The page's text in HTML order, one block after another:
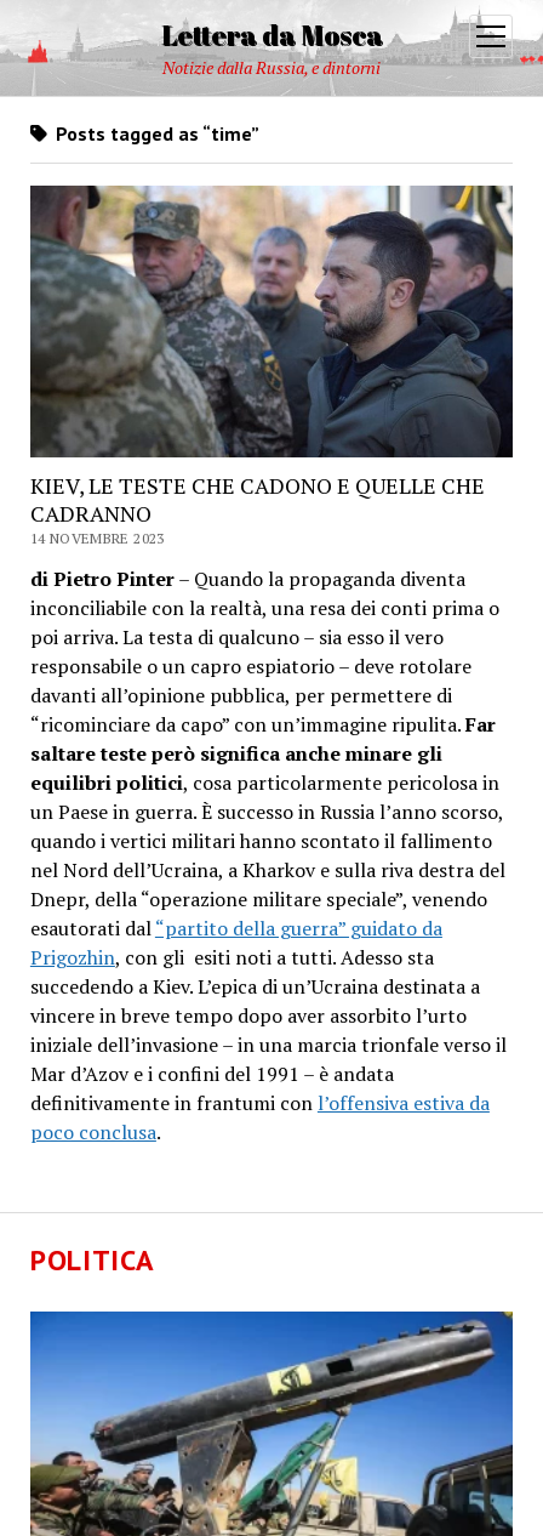
Lettera da Mosca
Notizie dalla Russia, e dintorni
open
menu
POLITICA
Posts tagged as “time”
KIEV, LE TESTE CHE CADONO E QUELLE CHE
CADRANNO
14 NOVEMBRE 2023
di Pietro Pinter– Quando la propaganda diventa
inconciliabile con la realtà, una resa dei conti prima o
poi arriva. La testa di qualcuno – sia esso il vero
responsabile o un capro espiatorio – deve rotolare
davanti all’opinione pubblica, per permettere di
“ricominciare da capo” con un’immagine ripulita.Far
saltare teste però significa anche minare gli
equilibri politici, cosa particolarmente pericolosa in
un Paese in guerra. È successo in Russia l’anno scorso,
quando i vertici militari hanno scontato il fallimento
nel Nord dell’Ucraina, a Kharkov e sulla riva destra del
Dnepr, della “operazione militare speciale”, venendo
esautorati dal“partito della guerra” guidato da
Prigozhin, con gli esiti noti a tutti. Adesso sta
succedendo a Kiev. L’epica di un’Ucraina destinata a
vincere in breve tempo dopo aver assorbito l’urto
iniziale dell’invasione – in una marcia trionfale verso il
Mar d’Azov e i confini del 1991 – è andata
definitivamente in frantumi con l’offensiva estiva da
poco conclusa.